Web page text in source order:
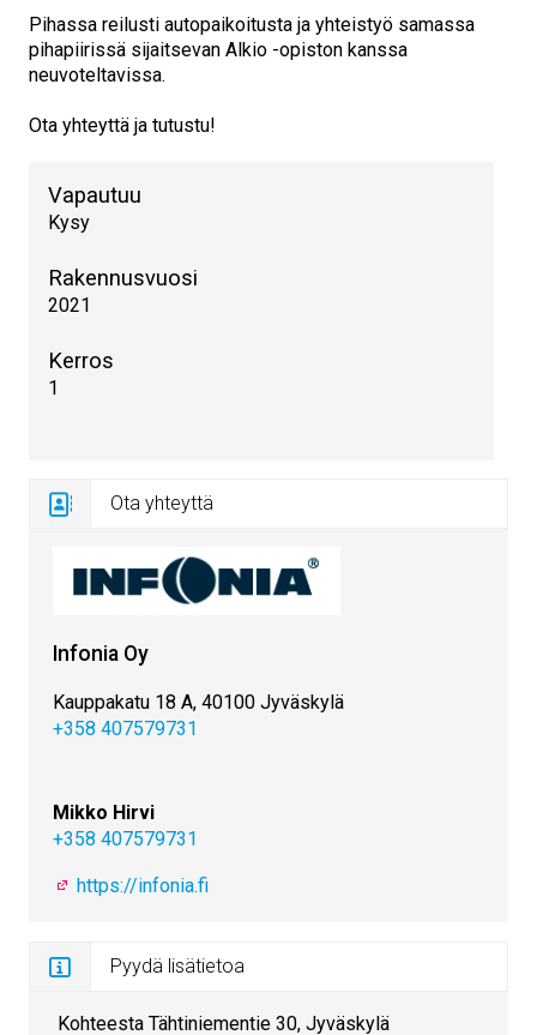
Pihassa reilusti autopaikoitusta ja yhteistyö samassa
pihapiirissä sijaitsevan Alkio -opiston kanssa
neuvoteltavissa.
Ota yhteyttä ja tutustu!
Vapautuu
Kysy
Rakennusvuosi
2021
Kerros
1
Ota yhteyttä
Infonia Oy
Kauppakatu 18 A, 40100 Jyväskylä
+358 407579731
Mikko Hirvi
+358 407579731
https://infonia.fi
Pyydä lisätietoa
Kohteesta Tähtiniementie 30, Jyväskylä